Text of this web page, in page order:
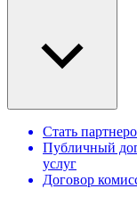
Стать
Публичный
услуг
Договор